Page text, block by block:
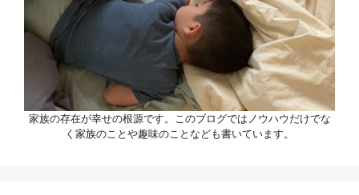
家族の存在が幸せの根源です。このブログではノウハウだけでな
く家族のことや趣味のことなども書いています。